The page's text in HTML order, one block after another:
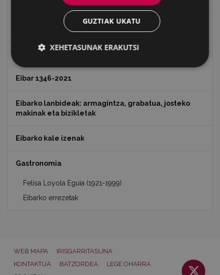
Ondarea: Lekuak eta Historia
Eibarko Eraikinak 360º
Eibarko eraikuntza eta monumentu nagusiak
Eibar 1346-2021
Eibarko lanbideak: armagintza, grabatua, josteko
makinak eta bizikletak
Eibarko kale izenak
Gastronomia
Felisa Loyola Eguia (1921-1999)
Eibarko errezetak
WEB MAPA
IRISGARRITASUNA
KONTAKTUA
BATZORDEA
LEGE OHARRA
GUZTIAK UKATU
XEHETASUNAK ERAKUTSI